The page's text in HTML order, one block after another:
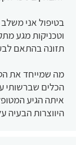
בטיפול אני
וטכניקות מגע
תזונה בהתאם
מה שמייחד את
הכלים שברשותי
איתה הגיע
היווצרות הבעיה